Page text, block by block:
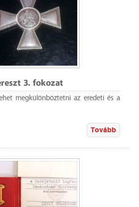
3. fokozat
megkülönböztetni az eredeti és a
Tovább